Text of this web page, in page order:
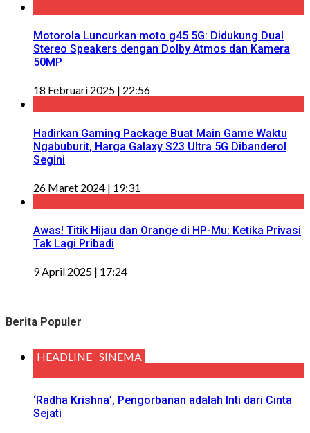
Motorola Luncurkan moto g45 5G: Didukung Dual
Stereo Speakers dengan Dolby Atmos dan Kamera
50MP
18 Februari 2025 | 22:56
Hadirkan Gaming Package Buat Main Game Waktu
Ngabuburit, Harga Galaxy S23 Ultra 5G Dibanderol
Segini
26 Maret 2024 | 19:31
Awas! Titik Hijau dan Orange di HP-Mu: Ketika Privasi
Tak Lagi Pribadi
9 April 2025 | 17:24
Berita Populer
HEADLINE SINEMA
‘Radha Krishna’, Pengorbanan adalah Inti dari Cinta
Sejati